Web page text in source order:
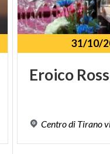
31/10/
Eroico
Centrodi Tirano